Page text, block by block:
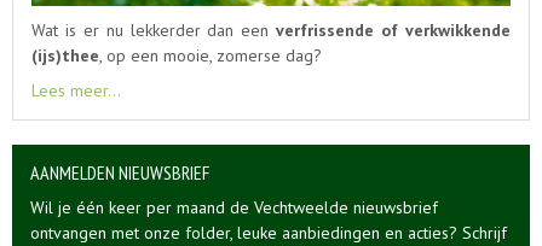
Wat is er nu lekkerder dan eenverfrissende of verkwikkende
(ijs)thee, op een mooie, zomerse dag?
Lees meer...
AANMELDEN NIEUWSBRIEF
Wil je één keer per maand de Vechtweelde nieuwsbrief
ontvangen met onze folder, leuke aanbiedingen en acties? Schrijf